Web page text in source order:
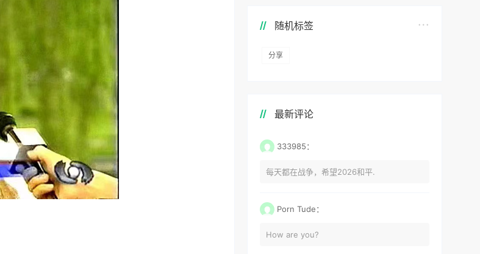
随机标签
分享
最新评论
333985：
每天都在战争，希望2026和平.
Porn Tude：
How are you?